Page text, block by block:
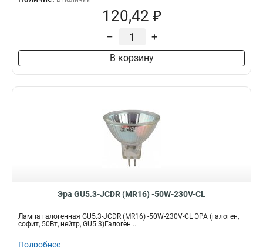
120,42 ₽
– +
В корзину
Эра GU5.3-JCDR (MR16) -50W-230V-CL
Лампа галогенная GU5.3-JCDR (MR16) -50W-230V-CL ЭРА (галоген,
софит, 50Вт, нейтр, GU5.3)Галоген...
Подробнее